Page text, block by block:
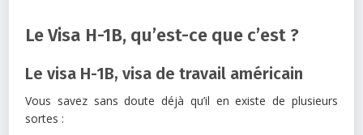
Le Visa H-1B, qu’est-ce que c’est ?
Le visa H-1B, visa de travail américain
Vous savez sans doute déjà qu’il en existe de plusieurs
sortes :